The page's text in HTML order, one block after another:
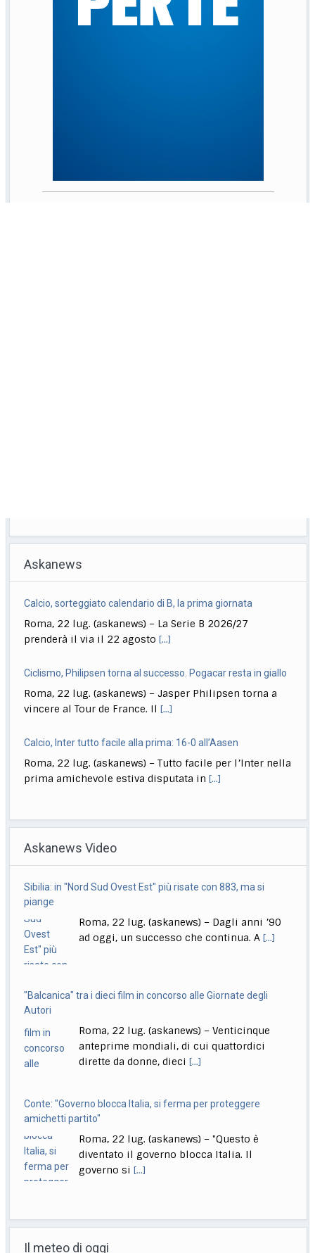
Askanews
Calcio, sorteggiato calendario di B, la prima giornata
Roma, 22 lug. (askanews) – La Serie B 2026/27
prenderà il via il 22 agosto[...]
Ciclismo, Philipsen torna al successo. Pogacar resta in giallo
Roma, 22 lug. (askanews) – Jasper Philipsen torna a
vincere al Tour de France. Il[...]
Calcio, Inter tutto facile alla prima: 16-0 all’Aasen
Roma, 22 lug. (askanews) – Tutto facile per l’Inter nella
prima amichevole estiva disputata in[...]
Lucio" (Sony Music Italy), l’antologia
Delmastro, Giunta Camera dice no a uso chat, opposizioni
all’attacco in Parlamento
Roma, 22 lug. (askanews) – Opposizioni all’attacco in
Parlamento per la decisione della Giunta delle [...]
Askanews Video
Sibilia: in "Nord Sud Ovest Est" più risate con 883, ma si
piange
Roma, 22 lug. (askanews) – Dagli anni ’90
ad oggi, un successo che continua. A[...]
"Balcanica" tra i dieci film in concorso alle Giornate degli
Autori
Roma, 22 lug. (askanews) – Venticinque
anteprime mondiali, di cui quattordici
dirette da donne, dieci[...]
Conte: "Governo blocca Italia, si ferma per proteggere
amichetti partito"
Roma, 22 lug. (askanews) – "Questo è
diventato il governo blocca Italia. Il
governo si[...]
certi toni..
Bologna, 22 lug. (askanews) – "Non voglio
Il meteo di oggi